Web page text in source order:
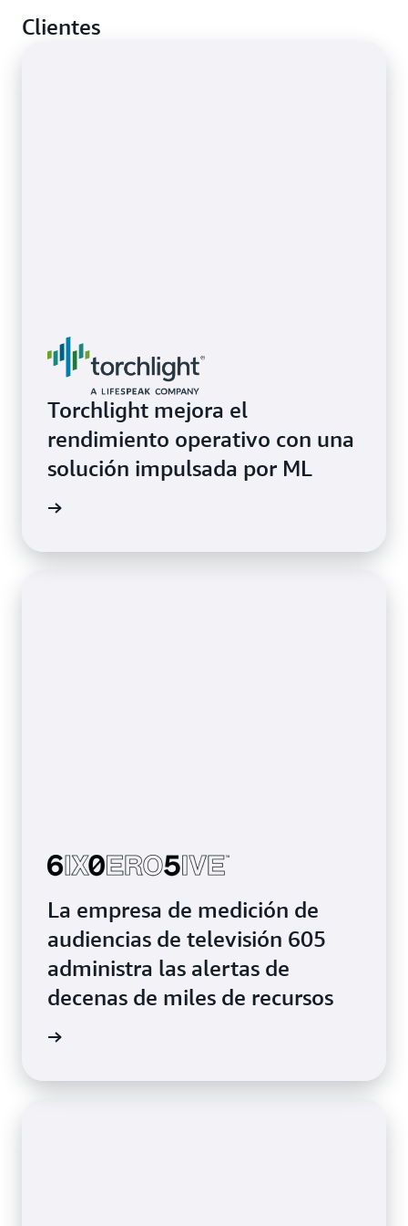
Obtenga más información sobre la supervisión de
agotar, como la memoria, la CPU y el espacio en
Clientes
Torchlight mejora el
rendimiento operativo con una
solución impulsada por ML
La empresa de medición de
audiencias de televisión 605
administra las alertas de
decenas de miles de recursos